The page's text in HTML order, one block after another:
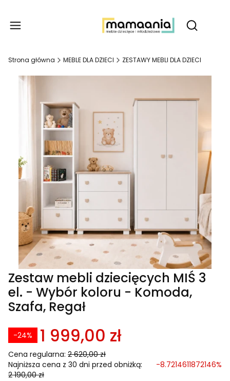
Otwórz
Strona główna MEBLE DLA DZIECI ZESTAWY MEBLI DLA DZIECI
Zestaw mebli dziecięcych MIŚ 3
el. - Wybór koloru - Komoda,
Szafa, Regał
1 999,00 zł
Cena regularna: 2 620,00 zł
-24%
Najniższa cena z 30 dni przed obniżką:
2 190,00 zł
-8.7214611872146%